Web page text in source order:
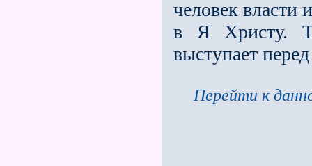
человек власти
в Я Христу.
выступает
Перейти к